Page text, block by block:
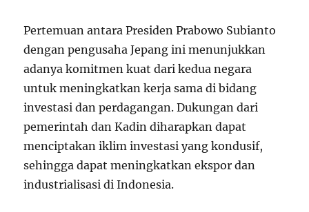
Pertemuan antara Presiden Prabowo Subianto
dengan pengusaha Jepang ini menunjukkan
adanya komitmen kuat dari kedua negara
untuk meningkatkan kerja sama di bidang
investasi dan perdagangan. Dukungan dari
pemerintah dan Kadin diharapkan dapat
menciptakan iklim investasi yang kondusif,
sehingga dapat meningkatkan ekspor dan
industrialisasi di Indonesia.